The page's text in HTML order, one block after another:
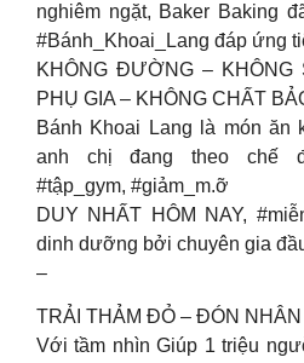
nghiêm ngặt, Baker Baking
#Bánh_Khoai_Lang đáp ứng
KHÔNG ĐƯỜNG – KHÔNG
PHỤ GIA – KHÔNG CHẤT
Bánh Khoai Lang là món ăn
anh chị đang theo chế
#tập_gym, #giảm_m.ỡ
DUY NHẤT HÔM NAY,
dinh dưỡng bởi chuyên gia
–
TRẢI THẢM ĐỎ – ĐÓN NHÂN
Với tầm nhìn Giúp 1 triệu